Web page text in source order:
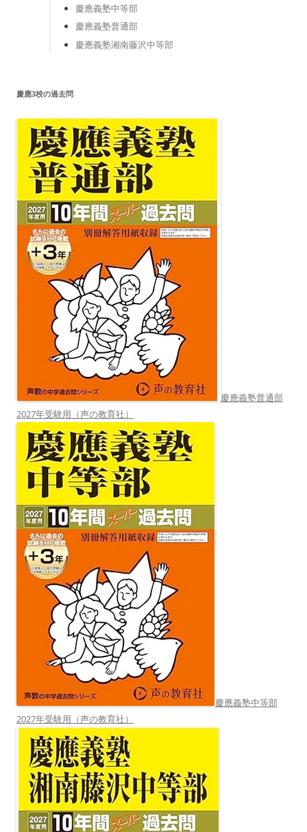
慶應義塾中等部
慶應義塾普通部
慶應義塾湘南藤沢中等部
慶應3校の過去問
慶應義塾普通部
2027年受験用（声の教育社）
慶應義塾中等部
2027年受験用（声の教育社）